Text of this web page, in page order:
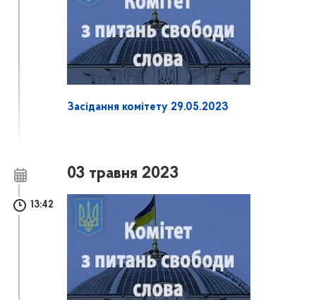
Засідання комітету 29.05.2023
03 травня 2023
13:42